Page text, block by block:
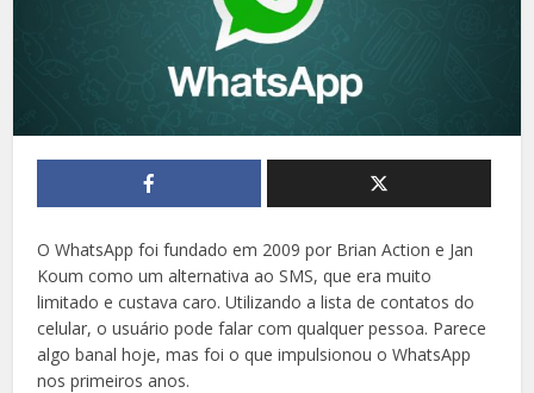
O WhatsApp foi fundado em 2009 por Brian Action e Jan
Koum como um alternativa ao SMS, que era muito
limitado e custava caro. Utilizando a lista de contatos do
celular, o usuário pode falar com qualquer pessoa. Parece
algo banal hoje, mas foi o que impulsionou o WhatsApp
nos primeiros anos.